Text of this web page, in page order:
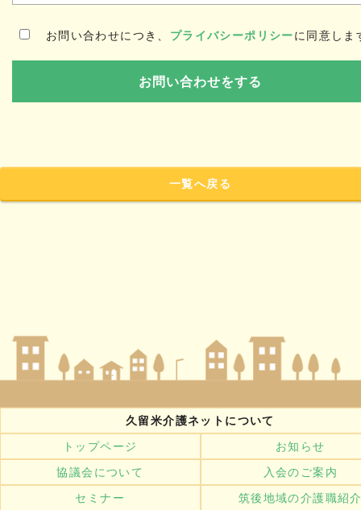
お問い合わせにつき、 プライバシーポリシーに同意しま
一覧へ戻る
久留米介護ネットについて
トップページ
お知らせ
協議会について
入会のご案内
セミナー
筑後地域の介護職紹